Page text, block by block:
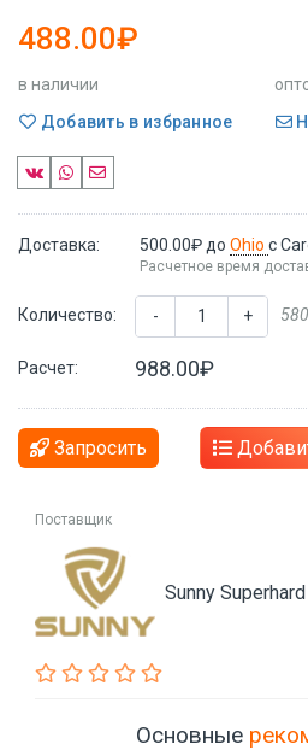
488.00₽
в наличии
Добавить в избранное
Доставка: 500.00₽ до Ohio с
Расчетное время
Количество: - +
Расчет: 988.00₽
Запросить
Поставщик
Sunny Superhard
Основные